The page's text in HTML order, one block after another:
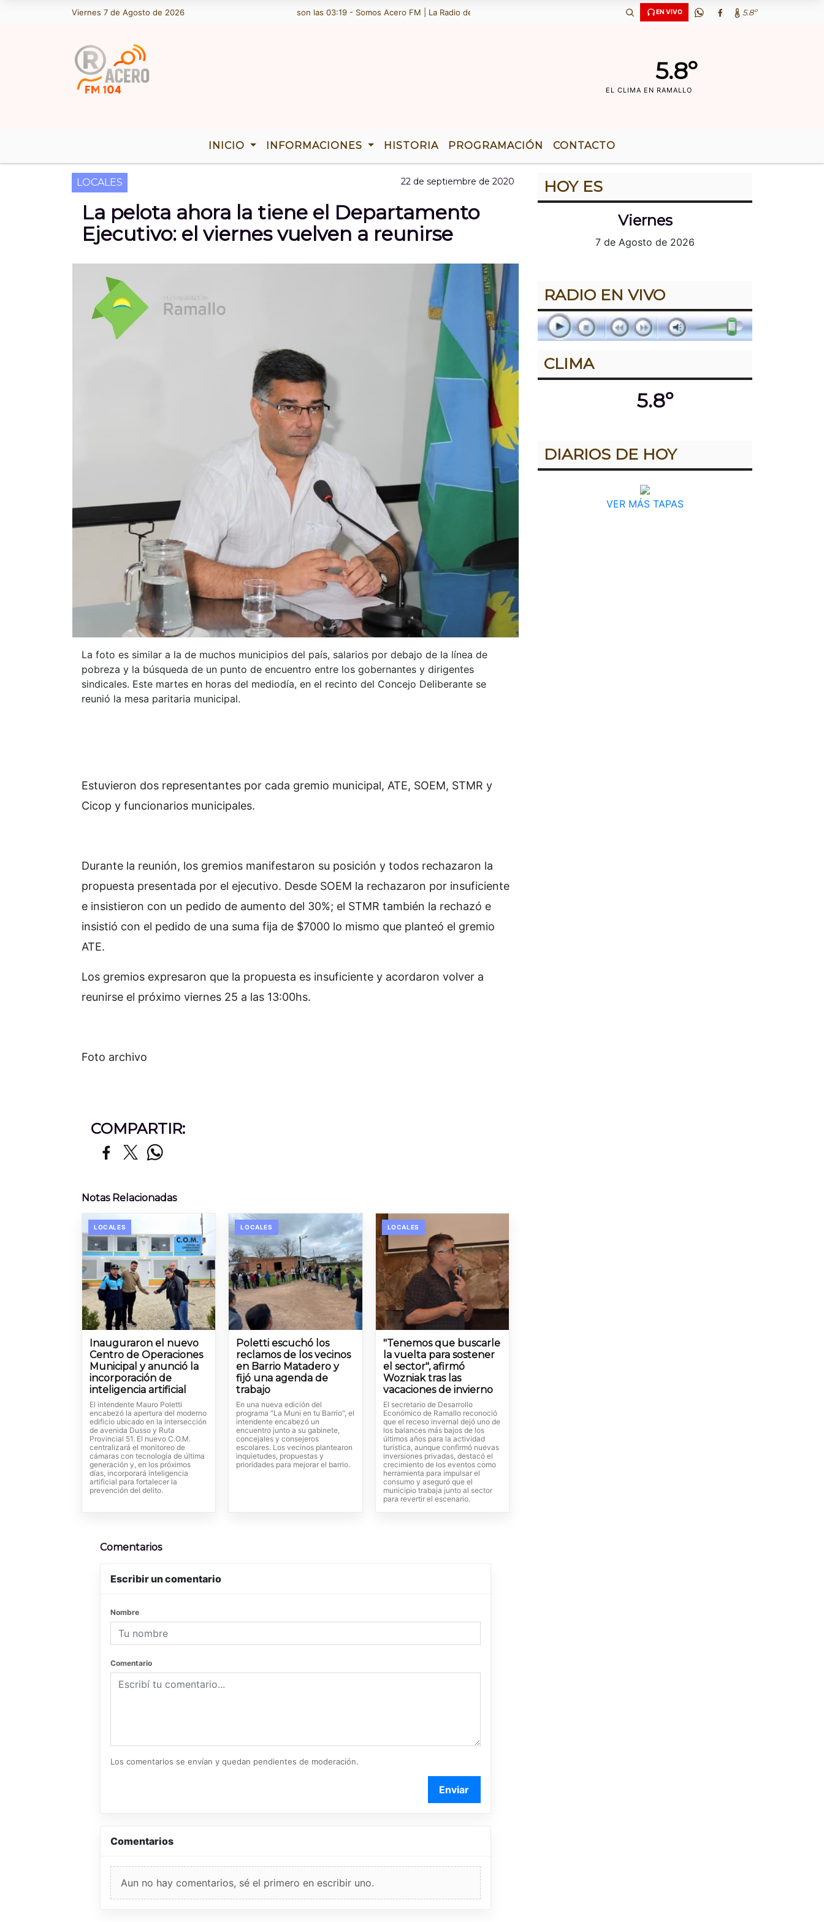
Viernes 7 de Agosto de 2026Hoy es Viernes 7 de Agosto de 2026 y son las 03:19 - Somos Acero FM | La Radio de Ramallo | TENEMOS 36 AÃ‘OS DE RADIO | EN VIVO 5.8º
5.8º
EL CLIMA EN RAMALLO
INICIO INFORMACIONES HISTORIA PROGRAMACIÓN CONTACTO
LOCALES 22 de septiembre de 2020
La pelota ahora la tiene el Departamento
Ejecutivo: el viernes vuelven a reunirse
La foto es similar a la de muchos municipios del país, salarios por debajo de la línea de
pobreza y la búsqueda de un punto de encuentro entre los gobernantes y dirigentes
sindicales. Este martes en horas del mediodía, en el recinto del Concejo Deliberante se
reunió la mesa paritaria municipal.
Estuvieron dos representantes por cada gremio municipal, ATE, SOEM, STMR y
Cicop y funcionarios municipales.
Durante la reunión, los gremios manifestaron su posición y todos rechazaron la
propuesta presentada por el ejecutivo. Desde SOEM la rechazaron por insuficiente
e insistieron con un pedido de aumento del 30%; el STMR también la rechazó e
insistió con el pedido de una suma fija de $7000 lo mismo que planteó el gremio
ATE.
Los gremios expresaron que la propuesta es insuficiente y acordaron volver a
reunirse el próximo viernes 25 a las 13:00hs.
Foto archivo
COMPARTIR:
Notas Relacionadas
LOCALES
Inauguraron el nuevo
Centro de Operaciones
Municipal y anunció la
incorporación de
inteligencia artificial
El intendente Mauro Poletti
encabezó la apertura del moderno
edificio ubicado en la intersección
de avenida Dusso y Ruta
Provincial 51. El nuevo C.O.M.
centralizará el monitoreo de
cámaras con tecnología de última
generación y, en los próximos
días, incorporará inteligencia
artificial para fortalecer la
prevención del delito.
LOCALES
Poletti escuchó los
reclamos de los vecinos
en Barrio Matadero y
fijó una agenda de
trabajo
En una nueva edición del
programa "La Muni en tu Barrio", el
intendente encabezó un
encuentro junto a su gabinete,
concejales y consejeros
escolares. Los vecinos plantearon
inquietudes, propuestas y
prioridades para mejorar el barrio.
LOCALES
"Tenemos que buscarle
la vuelta para sostener
el sector", afirmó
Wozniak tras las
vacaciones de invierno
El secretario de Desarrollo
Económico de Ramallo reconoció
que el receso invernal dejó uno de
los balances más bajos de los
últimos años para la actividad
turística, aunque confirmó nuevas
inversiones privadas, destacó el
crecimiento de los eventos como
herramienta para impulsar el
consumo y aseguró que el
municipio trabaja junto al sector
para revertir el escenario.
Comentarios
Escribir un comentario
Nombre
Comentario
Los comentarios se envían y quedan pendientes de moderación.
Enviar
Comentarios
Aun no hay comentarios, sé el primero en escribir uno.
HOY ES
Viernes
7 de Agosto de 2026
RADIO EN VIVO
CLIMA
5.8º
DIARIOS DE HOY
VER MÁS TAPAS